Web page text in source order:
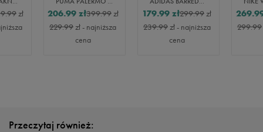
zł
399.99zł
206.99 zł
229.99zł- najniższa
cena
299.99zł
179.99 zł
239.99zł- najniższa
cena
299.99
Przeczytaj również: